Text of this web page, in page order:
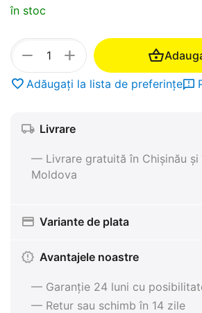
în stoc
+
−
Adăugați la lista de preferințe
Livrare
— Livrare gratuită în Chișinău și
Moldova
Variante de plata
Avantajele noastre
— Garanție 24 luni cu
— Retur sau schimb în 14 zile